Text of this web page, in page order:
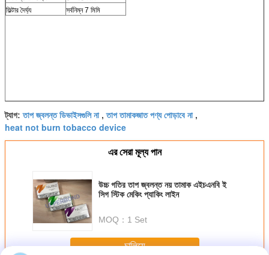
ফিল্টার দৈর্ঘ্য
সর্বনিম্ন 7 মিমি
ট্যাগ:তাপ জ্বলন্ত ডিভাইসগুলি না,তাপ তামাকজাত পণ্য পোড়াবে না,
heat not burn tobacco device
এর সেরা মূল্য পান
উচ্চ গতির তাপ জ্বলন্ত নয় তামাক এইচএনবি ই
সিগ স্টিক মেকিং প্যাকিং লাইন
MOQ： 1 Set
চালিয়ে